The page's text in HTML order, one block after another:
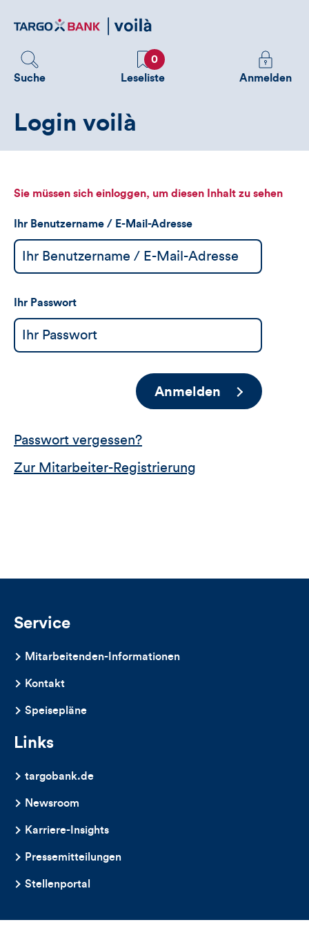
zum
Suche
Favoriten
0
Leseliste
Melden
Sie
sehen
Anmelden
Login voilà
Sie müssen sich einloggen, um diesen Inhalt zu sehen
Ihr Benutzername / E-Mail-Adresse
Ihr Passwort
Anmelden
Passwort vergessen?
Zur Mitarbeiter-Registrierung
Service
Mitarbeitenden-Informationen
Kontakt
Speisepläne
Links
targobank.de
Newsroom
Karriere-Insights
Pressemitteilungen
Stellenportal